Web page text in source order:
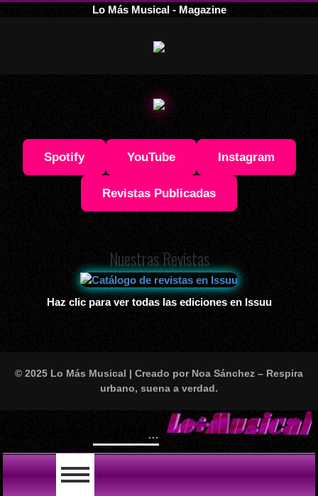
Lo Más Musical - Magazine
Spotify YouTube Instagram
Revistas Publicadas
Nuestras Revistas
Haz clic para ver todas las ediciones en Issuu
© 2025 Lo Más Musical | Creado por Noa Sánchez – Respira
urbano, suena a verdad.
LO ÚLTIMO “Se hizo tarde” Tatiana Delalvz